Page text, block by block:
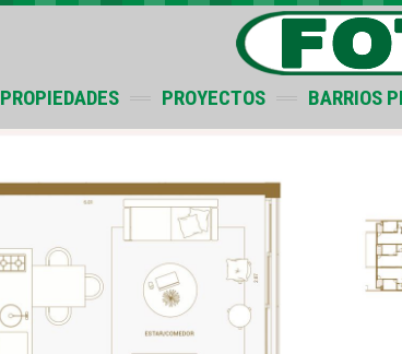
PROPIEDADES PROYECTOS BARRIOS